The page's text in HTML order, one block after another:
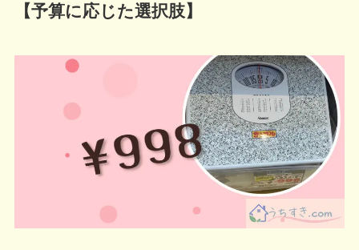
【予算に応じた選択肢】